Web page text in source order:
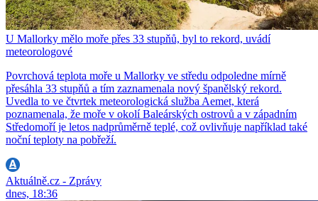
U Mallorky mělo moře přes 33 stupňů, byl to rekord, uvádí
meteorologové
Povrchová teplota moře u Mallorky ve středu odpoledne mírně
přesáhla 33 stupňů a tím zaznamenala nový španělský rekord.
Uvedla to ve čtvrtek meteorologická služba Aemet, která
poznamenala, že moře v okolí Baleárských ostrovů a v západním
Středomoří je letos nadprůměrně teplé, což ovlivňuje například také
noční teploty na pobřeží.
Aktuálně.cz - Zprávy
dnes, 18:36